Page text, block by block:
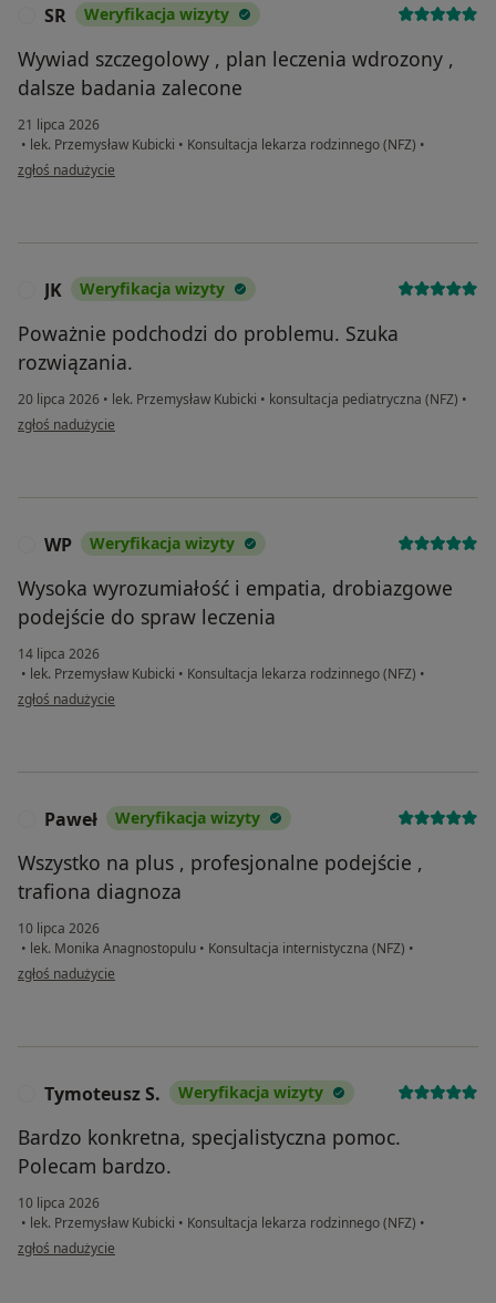
SR Weryfikacja wizyty
Wywiad szczegolowy , plan leczenia wdrozony ,
dalsze badania zalecone
21 lipca 2026
• lek. Przemysław Kubicki • Konsultacja lekarza rodzinnego (NFZ) •
w opinii użytkownika SR
zgłoś nadużycie
JK Weryfikacja wizyty
Poważnie podchodzi do problemu. Szuka
rozwiązania.
20 lipca 2026 • lek. Przemysław Kubicki • konsultacja pediatryczna (NFZ) •
w opinii użytkownika JK
zgłoś nadużycie
WP Weryfikacja wizyty
Wysoka wyrozumiałość i empatia, drobiazgowe
podejście do spraw leczenia
14 lipca 2026
• lek. Przemysław Kubicki • Konsultacja lekarza rodzinnego (NFZ) •
w opinii użytkownika WP
zgłoś nadużycie
Paweł Weryfikacja wizyty
Wszystko na plus , profesjonalne podejście ,
trafiona diagnoza
10 lipca 2026
• lek. Monika Anagnostopulu • Konsultacja internistyczna (NFZ) •
w opinii użytkownika Paweł
zgłoś nadużycie
Tymoteusz S. Weryfikacja wizyty
Bardzo konkretna, specjalistyczna pomoc.
Polecam bardzo.
10 lipca 2026
• lek. Przemysław Kubicki • Konsultacja lekarza rodzinnego (NFZ) •
w opinii użytkownika Tymoteusz S.
zgłoś nadużycie